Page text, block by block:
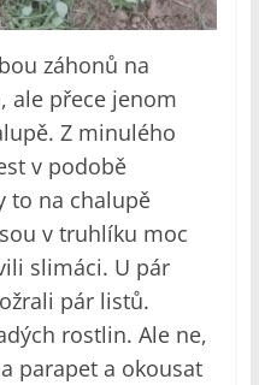
záhonů na
ale přece jenom
Z minulého
v podobě
to na chalupě
v truhlíku moc
slimáci. U pár
pár listů.
rostlin. Ale ne,
parapet a okousat